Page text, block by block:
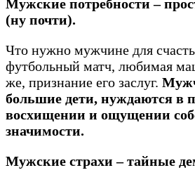
Мужские потребности –
(ну почти).
Что нужно мужчине для
футбольный матч, любимая
же, признание его заслуг.
большие дети, нуждаются в
восхищении и ощущении
значимости.
Мужские страхи – тайные